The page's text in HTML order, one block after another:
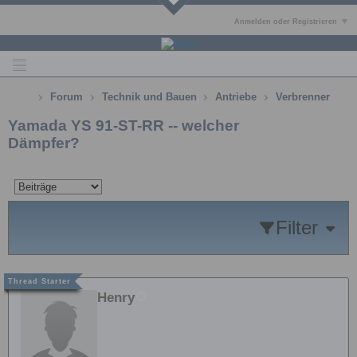
Anmelden oder Registrieren
Forum Technik und Bauen Antriebe Verbrenner
Yamada YS 91-ST-RR -- welcher
Dämpfer?
Filter
Henry